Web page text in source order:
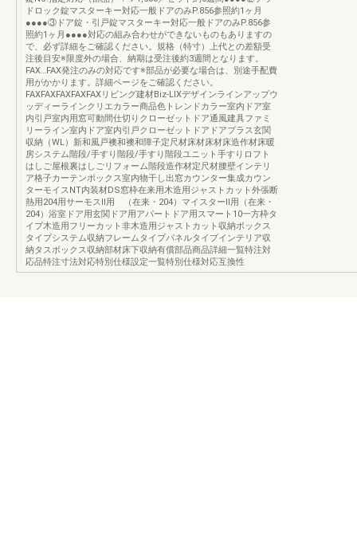
ドロック錠マスターキー対応一般ドアのみP.856参照約1ヶ月
●●●●③ドア錠・引戸錠マスターキー対応一般ドアのみP.856参
照約1ヶ月●●●●対応の組み合わせができないものもありますの
で、必ず詳細をご確認ください。規格（特寸）上代との差額受
注後目安※限度外の場合、納期は受注後約3週間となります。
FAX…FAX発注のみの対応です※部品が必要な場合は、別途手配費
用がかかります。詳細ページをご確認ください。
FAXFAXFAXFAXFAXリビング建材Biz-LIXデザインラインアップウ
ッディーラインクリエカラー商品色トレンドカラー室内ドア室
内引戸室内用窓可動間仕切りクローゼットドア通風建具ファミ
リーライン室内ドア室内引戸クローゼットドアドアプラス玄関
収納（WL）新和風戸襖和襖和障子定尺材床材床材床造作材床暖
房システム階段/手すり階段/手すり階段ユニット手すりロフト
はしご屋根裏はしごリフォーム階段造作材定尺材腰壁インテリ
ア格子カーテンボックス室内物干し出窓カウンター集成カウン
ターモイスNT内装材DS窓枠在来用木造用ジャストカット外張断
熱用204用サーモスⅡ用 （在来・204）マイスターⅡ用（在来・
204）浴室ドア用玄関ドア用アパートドア用スマート10一方枠タ
イプ木造用フリーカット非木造用ジャストカット収納ボックス
タイプシステム収納フレームタイプパネルタイプインテリア収
納タスボックス収納部材床下収納有償部品商品詳細一覧特注対
応品特注寸法対応特別仕様設定一覧特別仕様対応互換性